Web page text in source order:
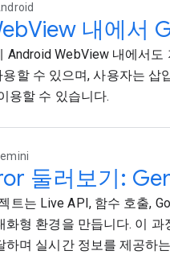
내에서
Android WebView 내에서
할 수 있으며, 사용자는
용할 수 있습니다.
둘러보기:
트는 Live API, 함수 호출,
화형 환경을 만듭니다. 이
하며 실시간 정보를 제공하